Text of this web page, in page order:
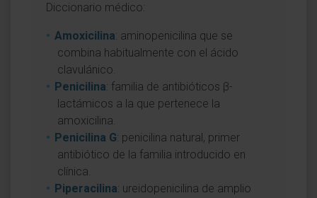
Diccionario médico:
Amoxicilina: aminopenicilina que se
combina habitualmente con el ácido
clavulánico.
Penicilina: familia de antibióticos β-
lactámicos a la que pertenece la
amoxicilina.
Penicilina G: penicilina natural, primer
antibiótico de la familia introducido en
clínica.
Piperacilina: ureidopenicilina de amplio